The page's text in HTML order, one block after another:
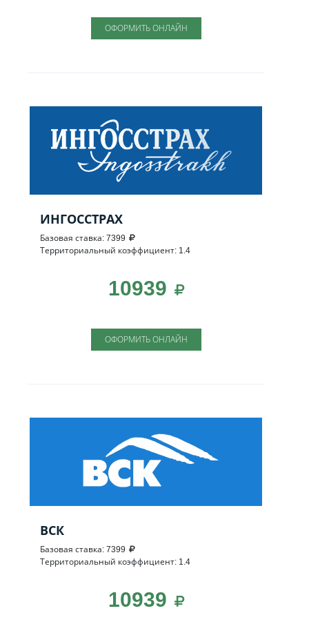
ОФОРМИТЬ ОНЛАЙН
ИНГОССТРАХ
Базовая ставка: 7399
Территориальный коэффициент: 1.4
10939
ОФОРМИТЬ ОНЛАЙН
ВСК
Базовая ставка: 7399
Территориальный коэффициент: 1.4
10939